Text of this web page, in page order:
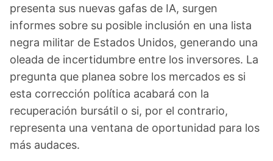
presenta sus nuevas gafas de IA, surgen
informes sobre su posible inclusión en una lista
negra militar de Estados Unidos, generando una
oleada de incertidumbre entre los inversores. La
pregunta que planea sobre los mercados es si
esta corrección política acabará con la
recuperación bursátil o si, por el contrario,
representa una ventana de oportunidad para los
más audaces.